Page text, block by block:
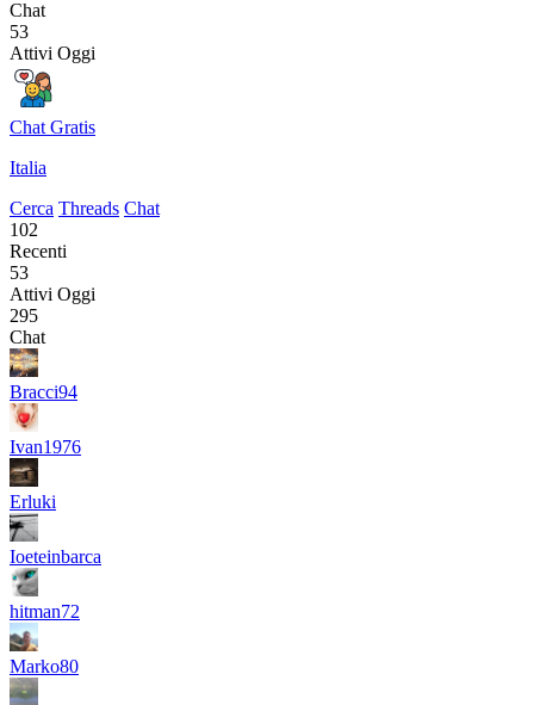
Chat
53
Attivi Oggi
Chat Gratis
Italia
Cerca Threads Chat
102
Recenti
53
Attivi Oggi
295
Chat
Bracci94
Ivan1976
Erluki
Ioeteinbarca
hitman72
Marko80